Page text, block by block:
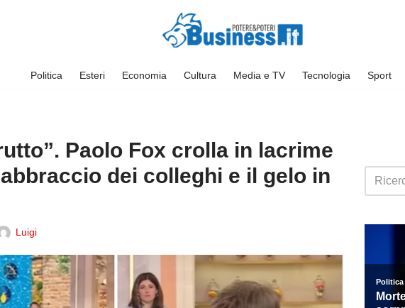
Politica Esteri Economia Cultura Media e TV Tecnologia Sport
Paolo Fox crolla in lacrime
dei colleghi e il gelo in
Luigi